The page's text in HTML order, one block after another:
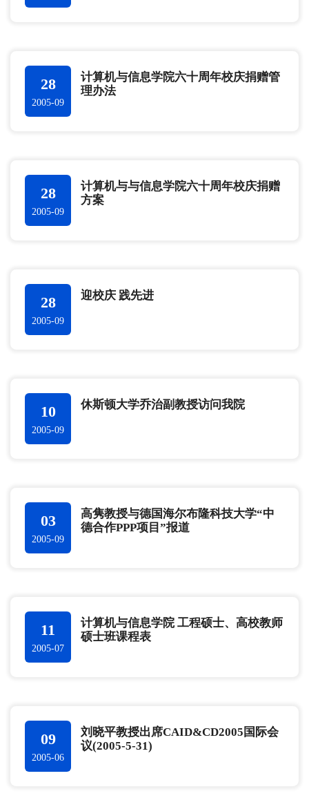
28
2005-09
计算机与信息学院六十周年校庆捐赠管
理办法
28
2005-09
计算机与与信息学院六十周年校庆捐赠
方案
28
2005-09
迎校庆 践先进
10
2005-09
休斯顿大学乔治副教授访问我院
03
2005-09
高隽教授与德国海尔布隆科技大学“中
德合作PPP项目”报道
11
2005-07
计算机与信息学院 工程硕士、高校教师
硕士班课程表
09
2005-06
刘晓平教授出席CAID&CD2005国际会
议(2005-5-31)